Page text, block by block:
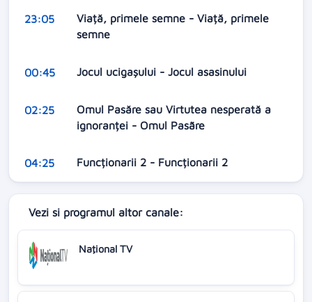
23:05
Viață, primele semne - Viață, primele
semne
00:45 Jocul ucigașului - Jocul asasinului
02:25
Omul Pasăre sau Virtutea nesperată a
ignoranței - Omul Pasãre
04:25 Funcționarii 2 - Funcționarii 2
Vezi si programul altor canale:
Naţional TV